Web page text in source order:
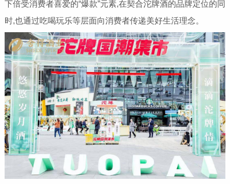
下倍受消费者喜爱的“爆款”元素,在契合沱牌酒的品牌定位的同
时,也通过吃喝玩乐等层面向消费者传递美好生活理念。